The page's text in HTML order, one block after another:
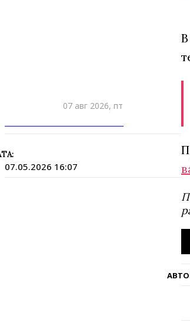
07 авг 2026, пт
07.05.2026 16:07